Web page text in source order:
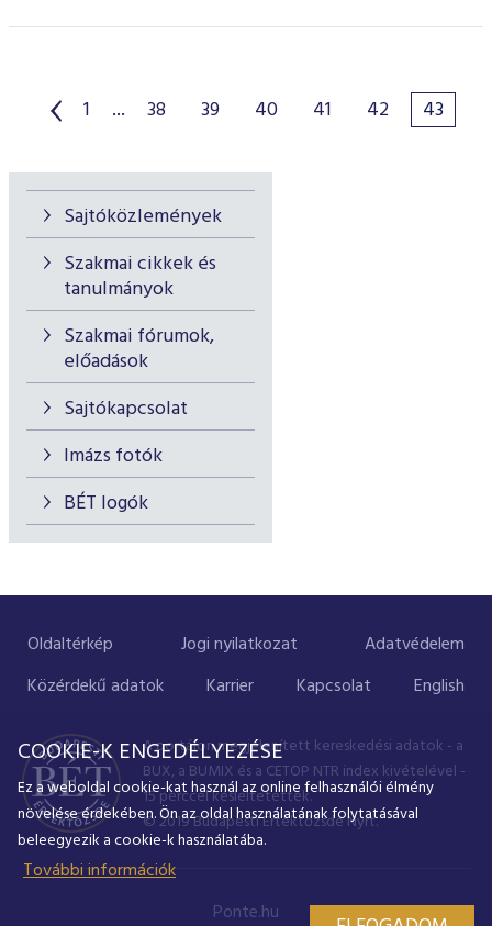
Sajtóközlemények
Szakmai cikkek és
tanulmányok
Szakmai fórumok,
előadások
Sajtókapcsolat
Imázs fotók
BÉT logók
1 ... 38 39 40 41 42 43
Oldaltérkép Jogi nyilatkozat
Adatvédelem
Közérdekű adatok
Karrier Kapcsolat English
A portálon megjelenített kereskedési adatok - a
BUX, a BUMIX és a CETOP NTR index kivételével -
15 perccel késleltetettek.
© 2019 Budapesti Értéktőzsde Nyrt.
Ponte.hu
COOKIE-K ENGEDÉLYEZÉSE
Ez a weboldal cookie-kat használ az online felhasználói élmény
növelése érdekében. Ön az oldal használatának folytatásával
beleegyezik a cookie-k használatába.
További információk